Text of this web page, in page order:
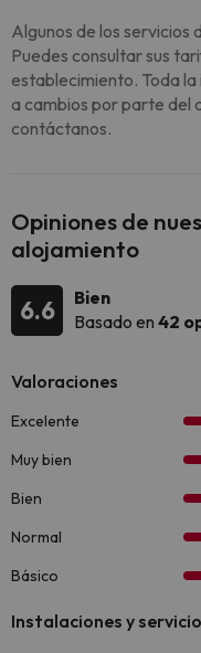
Algunos de los servicios
Puedes consultar sus
establecimiento. Toda
a cambios por parte del
contáctanos.
Opiniones de
alojamiento
6.6
Bien
Basado en 42